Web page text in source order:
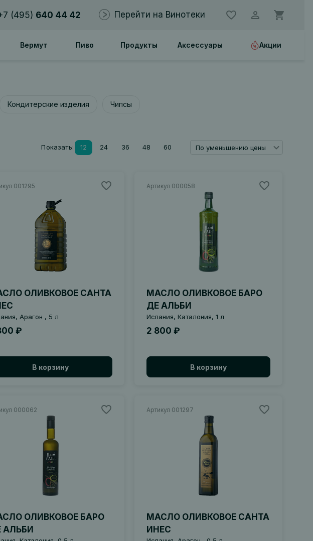
(495) 640 44 42 Перейти на Винотеки
Вермут Пиво Продукты Аксессуары Акции
Кондитерские изделия Чипсы
Показать: 12 24 36 48 60 По уменьшению цены
001295
ОЛИВКОВОЕ САНТА
Арагон , 5 л
₽
В корзину
Артикул 000058
МАСЛО ОЛИВКОВОЕ БАРО
ДЕ АЛЬБИ
Испания, Каталония, 1 л
2 800 ₽
В корзину
000062
ОЛИВКОВОЕ БАРО
АЛЬБИ
Артикул 001297
МАСЛО ОЛИВКОВОЕ САНТА
ИНЕС